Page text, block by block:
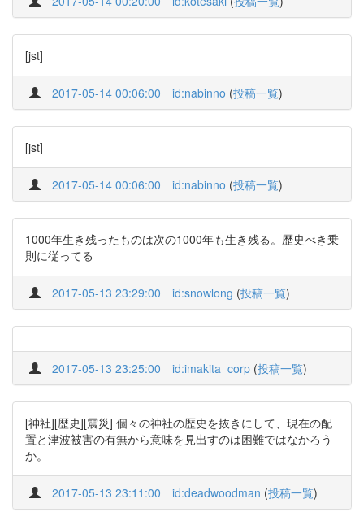
[jst]
2017-05-14 00:06:00 id:nabinno (投稿一覧)
[jst]
2017-05-14 00:06:00 id:nabinno (投稿一覧)
1000年生き残ったものは次の1000年も生き残る。歴史べき乗
則に従ってる
2017-05-13 23:29:00 id:snowlong (投稿一覧)
2017-05-13 23:25:00 id:imakita_corp (投稿一覧)
[神社][歴史][震災] 個々の神社の歴史を抜きにして、現在の配
置と津波被害の有無から意味を見出すのは困難ではなかろう
か。
2017-05-13 23:11:00 id:deadwoodman (投稿一覧)